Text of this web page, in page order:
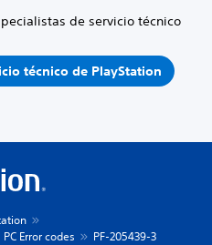
de servicio técnico
técnico de PlayStation
PC Error codes PF-205439-3